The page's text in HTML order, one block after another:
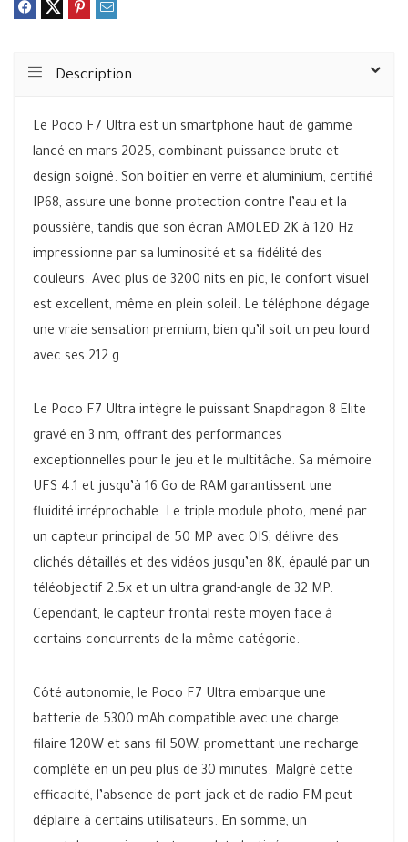
Description
Le Poco F7 Ultra est un smartphone haut de gamme
lancé en mars 2025, combinant puissance brute et
design soigné. Son boîtier en verre et aluminium, certifié
IP68, assure une bonne protection contre l’eau et la
poussière, tandis que son écran AMOLED 2K à 120 Hz
impressionne par sa luminosité et sa fidélité des
couleurs. Avec plus de 3200 nits en pic, le confort visuel
est excellent, même en plein soleil. Le téléphone dégage
une vraie sensation premium, bien qu’il soit un peu lourd
avec ses 212 g.
Le Poco F7 Ultra intègre le puissant Snapdragon 8 Elite
gravé en 3 nm, offrant des performances
exceptionnelles pour le jeu et le multitâche. Sa mémoire
UFS 4.1 et jusqu’à 16 Go de RAM garantissent une
fluidité irréprochable. Le triple module photo, mené par
un capteur principal de 50 MP avec OIS, délivre des
clichés détaillés et des vidéos jusqu’en 8K, épaulé par un
téléobjectif 2.5x et un ultra grand-angle de 32 MP.
Cependant, le capteur frontal reste moyen face à
certains concurrents de la même catégorie.
Côté autonomie, le Poco F7 Ultra embarque une
batterie de 5300 mAh compatible avec une charge
filaire 120W et sans fil 50W, promettant une recharge
complète en un peu plus de 30 minutes. Malgré cette
efficacité, l’absence de port jack et de radio FM peut
déplaire à certains utilisateurs. En somme, un